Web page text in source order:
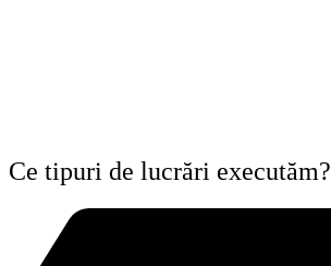
Ce tipuri de lucrări executăm?